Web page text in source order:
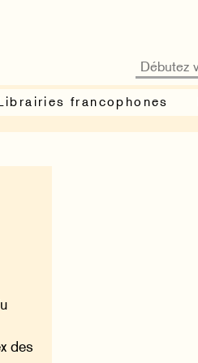
francophones
des